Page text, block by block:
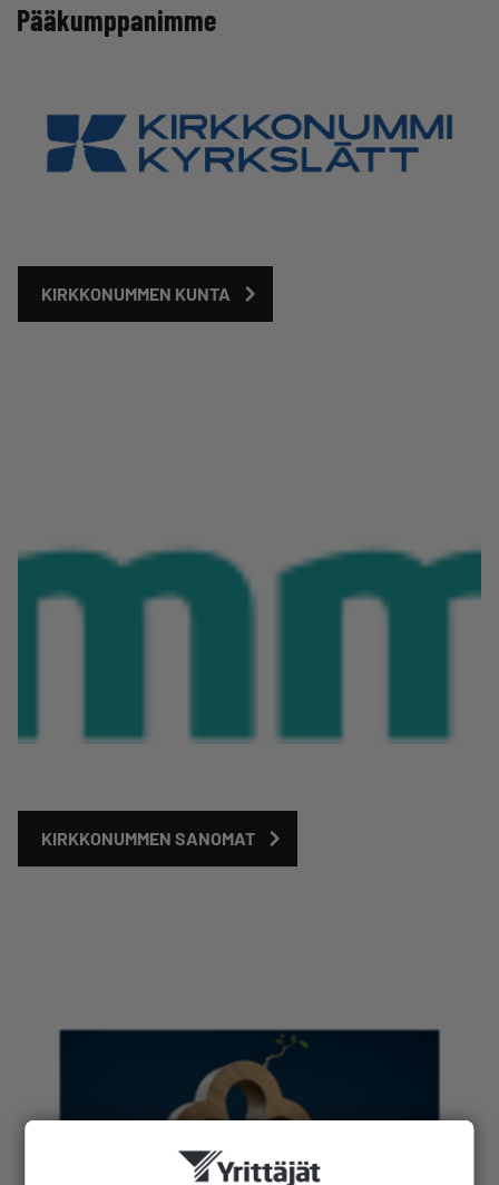
Pääkumppanimme
KIRKKONUMMEN KUNTA
KIRKKONUMMEN SANOMAT